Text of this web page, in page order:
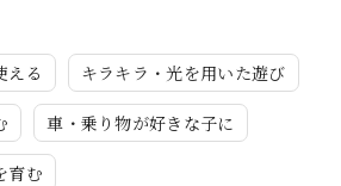
える キラキラ・光を用いた遊び
車・乗り物が好きな子に
育む